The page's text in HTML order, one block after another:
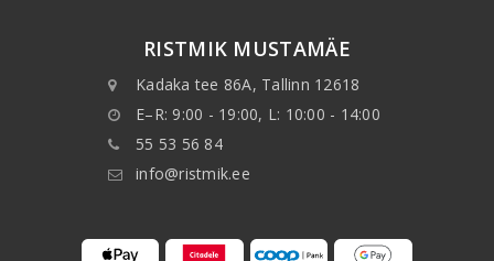
RISTMIK MUSTAMÄE
Kadaka tee 86A, Tallinn 12618
E–R: 9:00 - 19:00, L: 10:00 - 14:00
55 53 56 84
info@ristmik.ee